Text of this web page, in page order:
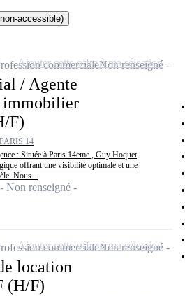
accessible)
/ Agente
immobilier
F)
14
: Située à Paris 14eme , Guy Hoquet
offrant une visibilité optimale et une
Nous...
Non renseigné
commercialeNon renseigné
Ajouter cette offre à ma sélection
location
(H/F)
commercialeNon renseigné
Ajouter cette offre à ma sélection